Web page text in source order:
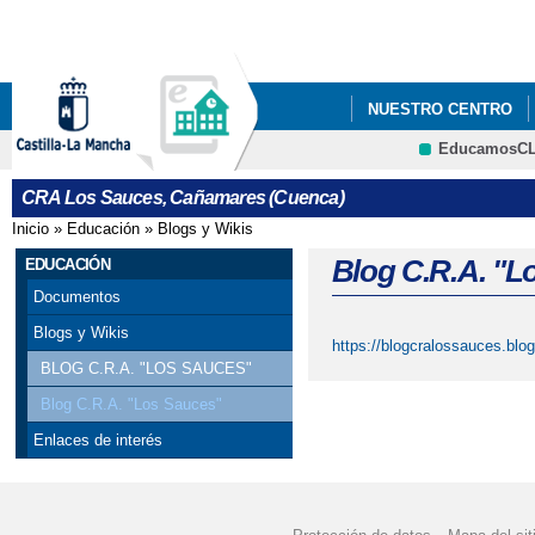
NUESTRO CENTRO
ADMISIÓN
CRA Los Sauces, Cañamares (Cuenca)
Se encuentra usted aquí
Inicio » Educación » Blogs y Wikis
EDUCACIÓN
Documentos
Blogs y Wikis
BLOG C.R.A. "LOS SAUCES"
Blog C.R.A. "Los Sauces"
Enlaces de interés
Blog C.R.A.
https://